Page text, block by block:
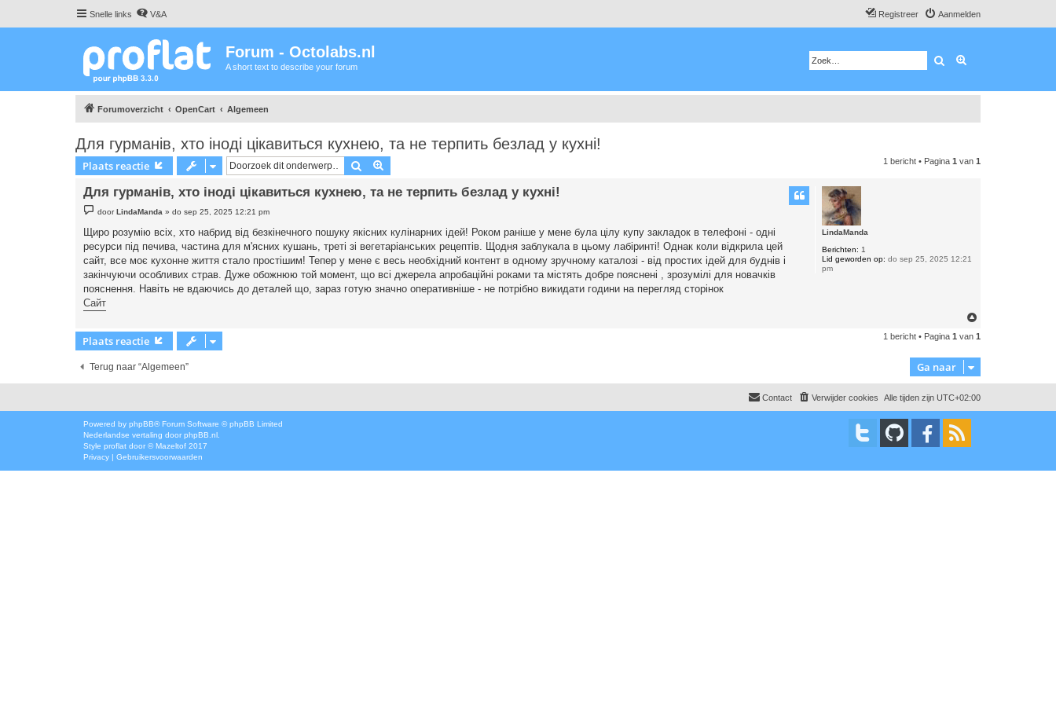
Snelle links V&A Aanmelden
Registreer
Forum - Octolabs.nl
A short text to describe your forum Zoek
Forumoverzicht OpenCart Algemeen
Для гурманів, хто іноді цікавиться кухнею, та не терпить безлад у кухні!
Plaats reactie Zoek 1 bericht • Pagina 1 van 1
LindaManda
Berichten: 1
Lid geworden op: do sep 25, 2025 12:21
pm
Для гурманів, хто іноді цікавиться кухнею, та не терпить безлад у кухні!
e
i
c
h
t
doorLindaManda »do sep 25, 2025 12:21 pm
Щиро розумію всіх, хто набрид від безкінечного пошуку якісних кулінарних ідей! Роком раніше у мене була цілу купу закладок в телефоні - одні
ресурси під печива, частина для м'ясних кушань, треті зі вегетаріанських рецептів. Щодня заблукала в цьому лабіринті! Однак коли відкрила цей
сайт, все моє кухонне життя стало простішим! Тепер у мене є весь необхідний контент в одному зручному каталозі - від простих ідей для буднів і
закінчуючи особливих страв. Дуже обожнюю той момент, що всі джерела апробаційні роками та містять добре пояснені , зрозумілі для новачків
пояснення. Навіть не вдаючись до деталей що, зараз готую значно оперативніше - не потрібно викидати години на перегляд сторінок
Сайт
h
o
Plaats reactie 1 bericht • Pagina 1 van 1
Terug naar “Algemeen” Ga naar
Alle tijden zijn UTC+02:00
Verwijder cookies
Contact
Powered by phpBB® Forum Software © phpBB Limited
Nederlandse vertaling door phpBB.nl
Style proflat door ©Mazeltof 2017
Privacy | Gebruikersvoorwaarden